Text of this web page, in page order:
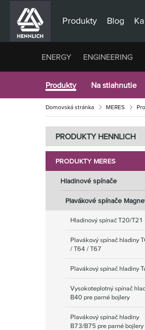
Produkty Blog
ENERGY ENGINEERING
Produkty Na stiahnutie
Domovská stránka MERES
PRODUKTY HENNLICH
PRODUKTY MERES
Hladinové spínače
Plavákové spínače
Hladinový spínač T20/T21
Plavákový spínač hladiny
/ T64 / T67
Plavákový spínač hladiny
Vysokoteplotný spínač
B40 pre parné bojlery
Plavákový spínač hladiny
B73/B75 pre parné bojlery